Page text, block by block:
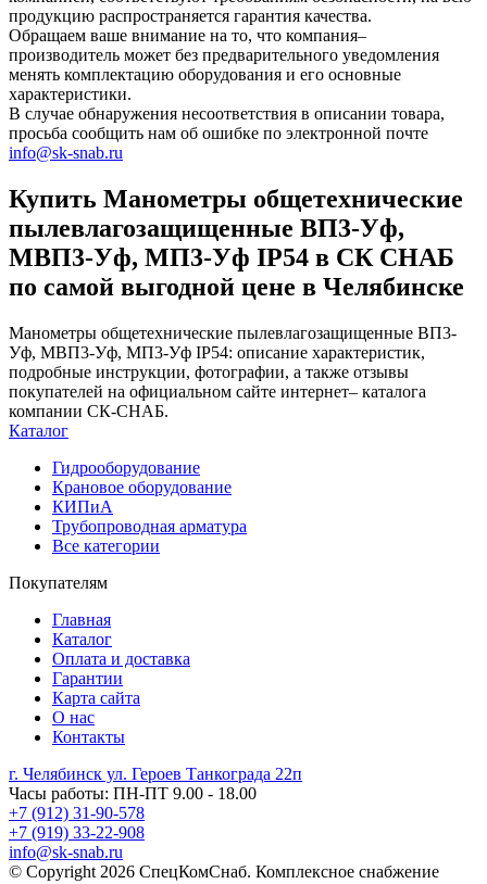
продукцию распространяется гарантия качества.
Обращаем ваше внимание на то, что компания–
производитель может без предварительного уведомления
менять комплектацию оборудования и его основные
характеристики.
В случае обнаружения несоответствия в описании товара,
просьба сообщить нам об ошибке по электронной почте
info@sk-snab.ru
Купить Манометры общетехнические
пылевлагозащищенные ВП3-Уф,
МВП3-Уф, МП3-Уф IP54 в СК СНАБ
по самой выгодной цене в Челябинске
Манометры общетехнические пылевлагозащищенные ВП3-
Уф, МВП3-Уф, МП3-Уф IP54: описание характеристик,
подробные инструкции, фотографии, а также отзывы
покупателей на официальном сайте интернет– каталога
компании СК-СНАБ.
Каталог
Гидрооборудование
Крановое оборудование
КИПиА
Трубопроводная арматура
Все категории
Покупателям
Главная
Каталог
Оплата и доставка
Гарантии
Карта сайта
О нас
Контакты
г. Челябинск ул. Героев Танкограда 22п
Часы работы: ПН-ПТ 9.00 - 18.00
+7 (912) 31-90-578
+7 (919) 33-22-908
info@sk-snab.ru
© Copyright 2026 СпецКомСнаб. Комплексное снабжение